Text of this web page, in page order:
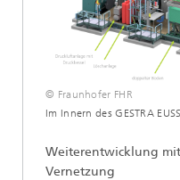
© Fraunhofer FHR
Im Innern des GESTRA
Weiterentwicklung
Vernetzung